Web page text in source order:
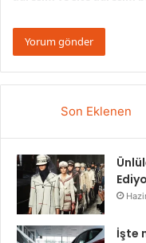
Son Eklenen
İşte